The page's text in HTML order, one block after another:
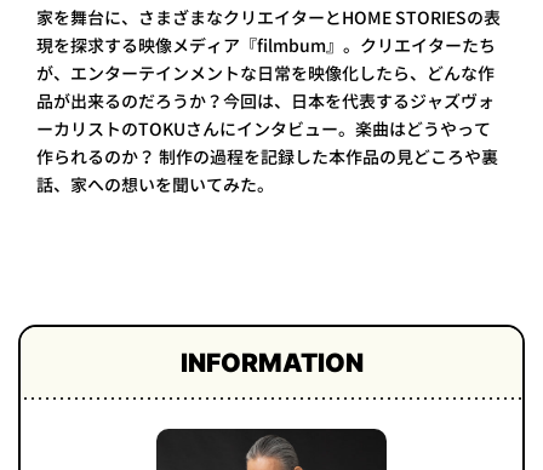
会社概
要
企業の
方へ
報
家を舞台に、さまざまなクリエイターとHOME STORIESの表
現を探求する映像メディア『filmbum』。クリエイターたち
が、エンターテインメントな日常を映像化したら、どんな作
品が出来るのだろうか？今回は、日本を代表するジャズヴォ
ーカリストのTOKUさんにインタビュー。楽曲はどうやって
作られるのか？ 制作の過程を記録した本作品の見どころや裏
話、家への想いを聞いてみた。
INFORMATION